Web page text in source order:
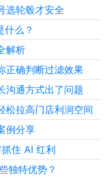
选轮毂才安全
么？
解析
正确判断过滤效果
沟通方式出了问题
松拉高门店利润空间
例分享
住 AI 红利
独特优势？